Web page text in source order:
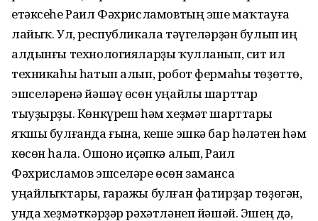
етәксеһе Раил Фәхрисламовтың эше маҡтауға
лайыҡ. Ул, республикала тәүгеләрҙән булып иң
алдынғы технологияларҙы ҡул­ланып, сит ил
техникаһы һатып алып, робот фермаһы төҙөттө,
эшселәренә йәшәү өсөн уңайлы шарттар
тыуҙырҙы. Көнкүреш һәм хеҙмәт шарттары
яҡшы булғанда ғына, кеше эшкә бар һәләтен һәм
көсөн һала. Ошоно иҫәпкә алып, Раил
Фәхрисламов эшселәре өсөн заманса
уңайлыҡтары, гаражы булған фатирҙар төҙөгән,
унда хеҙмәткәрҙәр рәхәтләнеп йәшәй. Эшең дә,